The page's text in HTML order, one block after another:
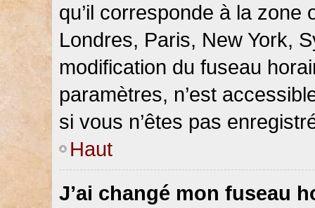
qu’il corresponde à la
Londres, Paris, New York,
modification du fuseau
paramètres, n’est
si vous n’êtes pas
Haut
J’ai changé mon fuseau